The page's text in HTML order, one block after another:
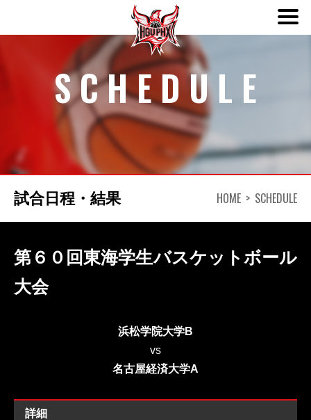
TEAM
SCHEDULE
NEWS
SCHEDULE
試合日程・結果 HOME SCHEDULE
第６０回東海学生バスケットボール
大会
浜松学院大学B
vs
名古屋経済大学A
詳細